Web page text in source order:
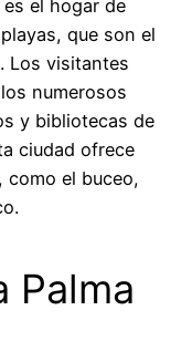
el hogar de
que son el
Los visitantes
numerosos
y bibliotecas de
ciudad ofrece
como el buceo,
Palma